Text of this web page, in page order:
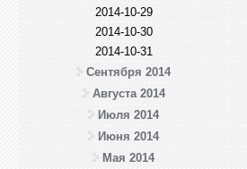
2014-10-29
2014-10-30
2014-10-31
Сентября 2014
Августа 2014
Июля 2014
Июня 2014
Мая 2014